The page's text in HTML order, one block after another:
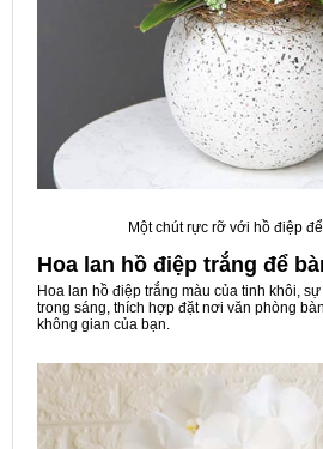
Một chút rực rỡ với hồ điệp
Hoa lan hồ điệp trắng để
Hoa lan hồ điệp trắng màu của tinh khôi,
trong sáng, thích hợp đặt nơi văn phòng
không gian của bạn.